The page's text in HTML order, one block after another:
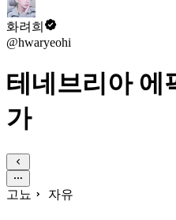
화려희
@hwaryeohi
테네브리아 에
가
고뇨 자유